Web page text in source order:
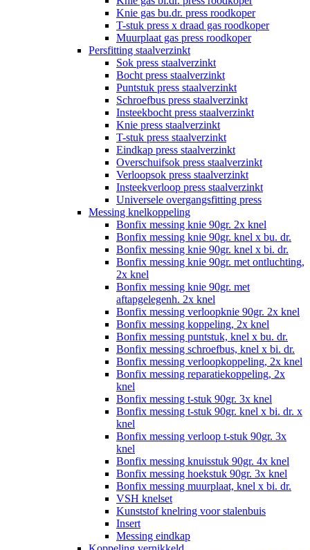
Knie gas bu.dr. press roodkoper
T-stuk press x draad gas roodkoper
Muurplaat gas press roodkoper
Persfitting staalverzinkt
Sok press staalverzinkt
Bocht press staalverzinkt
Puntstuk press staalverzinkt
Schroefbus press staalverzinkt
Insteekbocht press staalverzinkt
Knie press staalverzinkt
T-stuk press staalverzinkt
Eindkap press staalverzinkt
Overschuifsok press staalverzinkt
Verloopsok press staalverzinkt
Insteekverloop press staalverzinkt
Universele overgangsfitting press
Messing knelkoppeling
Bonfix messing knie 90gr. 2x knel
Bonfix messing knie 90gr. knel x bu. dr.
Bonfix messing knie 90gr. knel x bi. dr.
Bonfix messing knie 90gr. met ontluchting,
2x knel
Bonfix messing knie 90gr. met
aftapgelegenh. 2x knel
Bonfix messing verloopknie 90gr. 2x knel
Bonfix messing koppeling, 2x knel
Bonfix messing puntstuk, knel x bu. dr.
Bonfix messing schroefbus, knel x bi. dr.
Bonfix messing verloopkoppeling, 2x knel
Bonfix messing reparatiekoppeling, 2x
knel
Bonfix messing t-stuk 90gr. 3x knel
Bonfix messing t-stuk 90gr. knel x bi. dr. x
knel
Bonfix messing verloop t-stuk 90gr. 3x
knel
Bonfix messing knuisstuk 90gr. 4x knel
Bonfix messing hoekstuk 90gr. 3x knel
Bonfix messing muurplaat, knel x bi. dr.
VSH knelset
Kunststof knelring voor stalenbuis
Insert
Messing eindkap